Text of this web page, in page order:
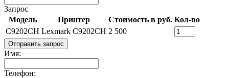
Запрос
Модель
Принтер Стоимость в руб. Кол-во
C9202CH Lexmark C9202CH 2 500
Отправить запрос
Имя:
Телефон: